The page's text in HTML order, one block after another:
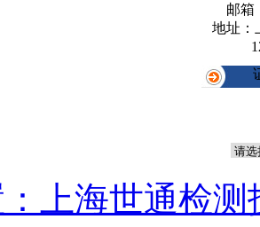
邮箱
地址：
上海世通检